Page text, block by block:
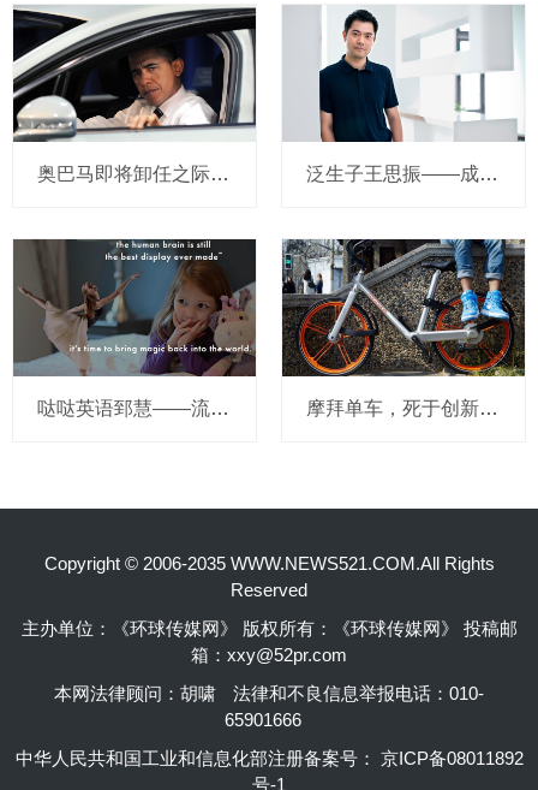
奥巴马即将卸任之际，要让无人驾驶汽车合法化？ 泛生子王思振——成立两年，融资数亿，基因检测如何帮助人类战胜癌症？
哒哒英语郅慧——流量这杯毒酒，你还喝吗？ 摩拜单车，死于创新的一百万种方式
Copyright © 2006-2035 WWW.NEWS521.COM.All Rights
Reserved
主办单位：《环球传媒网》 版权所有：《环球传媒网》 投稿邮
箱：xxy@52pr.com
本网法律顾问：胡啸
法律和不良信息举报电话：010-
65901666
中华人民共和国工业和信息化部注册备案号： 京ICP备08011892
号-1